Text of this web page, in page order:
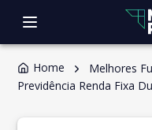
Home
Melhores
Previdência Renda Fixa